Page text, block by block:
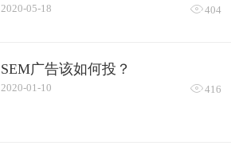
2020-05-18 404
SEM广告该如何投？
2020-01-10 416